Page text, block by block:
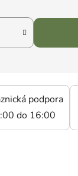
podpora
do 16:00